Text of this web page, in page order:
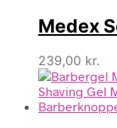
Medex
239,00 kr.